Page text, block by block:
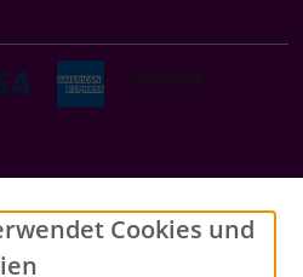
Cookies und